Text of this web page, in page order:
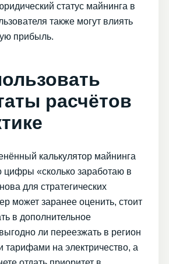
статус майнинга в
также могут влиять
прибыль.
расчётов
калькулятор майнинга
цифры «сколько заработаю в
для стратегических
может заранее оценить, стоит
в дополнительное
ли переезжать в регион
тарифами на электричество, а